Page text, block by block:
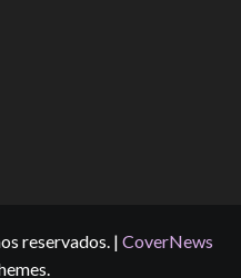
reservados. | CoverNews